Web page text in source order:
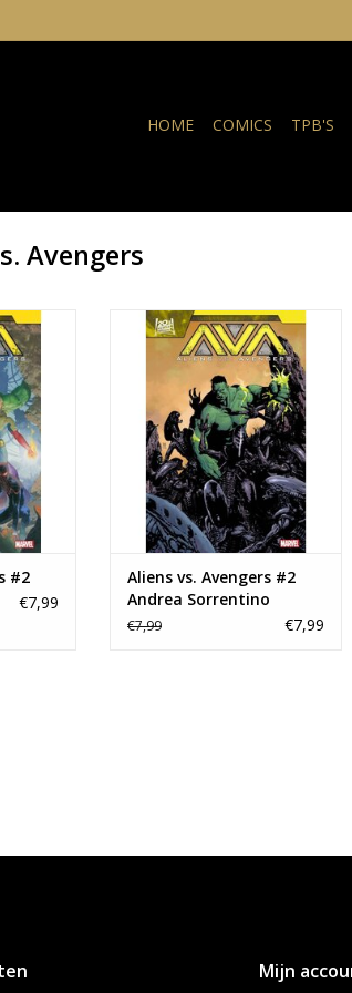
HOME COMICS TPB'S
Avengers
#2
#2
€7,99
Aliens vs. Avengers #2 Andrea
Sorrentino Variant
TOEVOEGEN AAN WINKELWAGEN
Aliens vs. Avengers #2
Andrea Sorrentino
Variant
€7,99 €7,99
Mijn